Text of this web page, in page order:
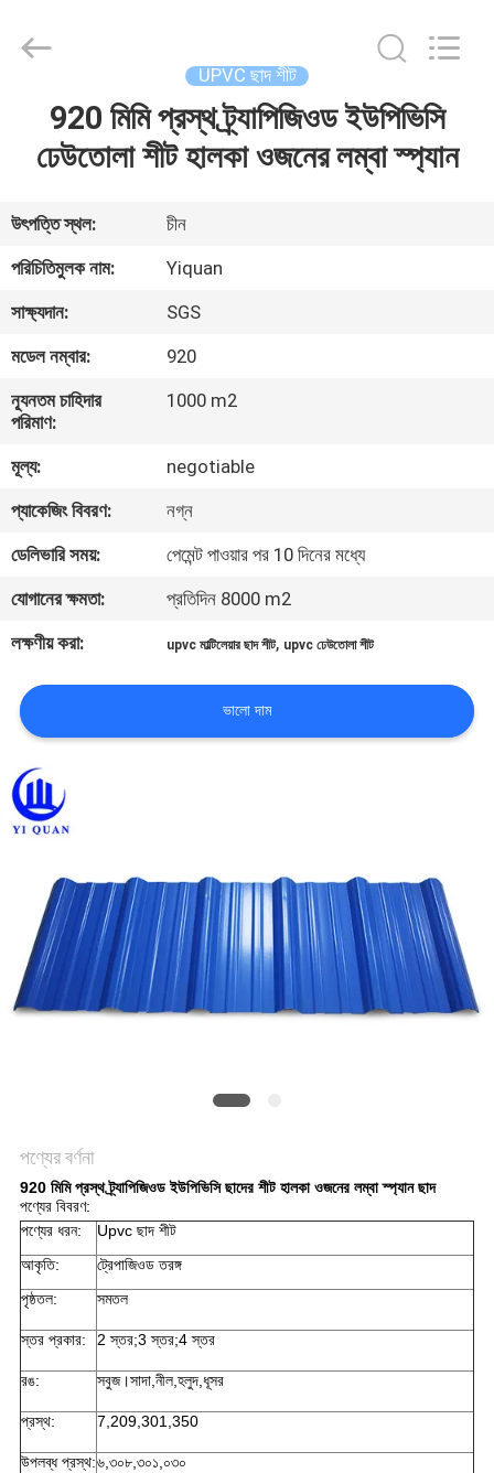
আমাদের
সম্পর্কে
কারখানা
ভ্রমণ
মান
নিয়ন্ত্রণ
যোগাযোগ
করুন
BLOG
উদ্ধৃতির
জন্য
আবেদন
VR
সাইট
Building
Material
UPVC ছাদ শীট
920 মিমি প্রস্থ ট্র্যাপিজিওড ইউপিভিসি
ঢেউতোলা শীট হালকা ওজনের লম্বা স্প্যান
উৎপত্তি স্থল:
চীন
পরিচিতিমুলক নাম:
Yiquan
সাক্ষ্যদান:
SGS
মডেল নম্বার:
920
ন্যূনতম চাহিদার
পরিমাণ:
1000 m2
মূল্য:
negotiable
প্যাকেজিং বিবরণ:
নগ্ন
ডেলিভারি সময়:
পেমেন্ট পাওয়ার পর 10 দিনের মধ্যে
যোগানের ক্ষমতা:
প্রতিদিন 8000 m2
লক্ষণীয় করা:
upvc মাল্টিলেয়ার ছাদ শীট, upvc ঢেউতোলা শীট
ভালো দাম
পণ্যের বর্ণনা
920 মিমি প্রস্থ ট্র্যাপিজিওড ইউপিভিসি ছাদের শীট হালকা ওজনের লম্বা স্প্যান ছাদ
পণ্যের বিবরণ:
পণ্যের ধরন:
Upvc ছাদ শীট
আকৃতি:
ট্রেপাজিওড তরঙ্গ
পৃষ্ঠতল:
সমতল
স্তর প্রকার: 2 স্তর;3 স্তর;4 স্তর
রঙ: সবুজ।সাদা,নীল,হলুদ,ধূসর
প্রস্থ: 7,209,301,350
উপলব্ধ প্রস্থ:৬,৩০৮,৩০১,০৩০